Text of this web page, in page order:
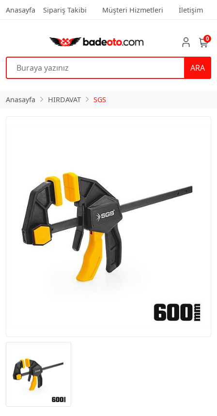
Anasayfa Sipariş Takibi Müşteri Hizmetleri İletişim
ARA
0
Anasayfa HIRDAVAT SGS